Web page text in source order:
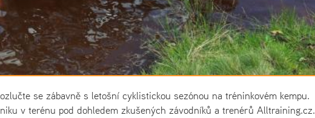
se zábavně s letošní cyklistickou sezónou na tréninkovém kempu.
v terénu pod dohledem zkušených závodníků a trenérů Alltraining.cz.